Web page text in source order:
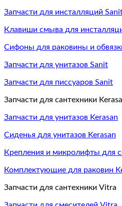
Запчасти для инсталляций
Клавиши смыва для
Сифоны для раковины и
Запчасти для унитазов Sanit
Запчасти для писсуаров Sanit
Запчасти для сантехники
Запчасти для унитазов Kerasan
Сиденья для унитазов Kerasan
Крепления и микролифты для
Комплектующие для раковин
Запчасти для сантехники Vitra